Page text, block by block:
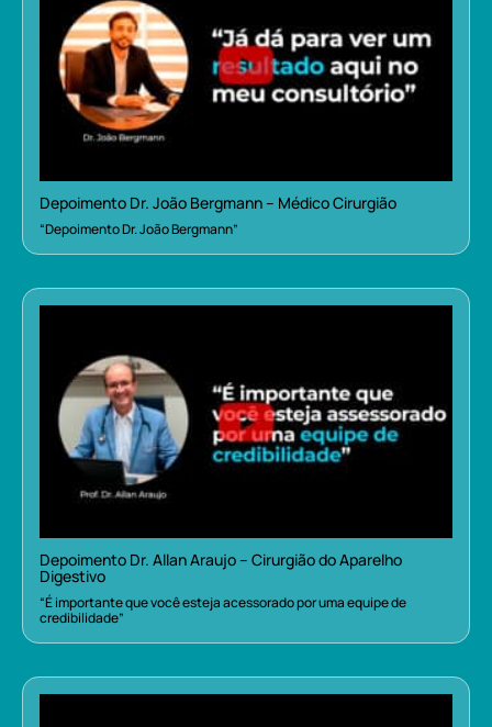
Depoimento Dr. João Bergmann – Médico Cirurgião
“Depoimento Dr. João Bergmann”
Depoimento Dr. Allan Araujo – Cirurgião do Aparelho
Digestivo
“É importante que você esteja acessorado por uma equipe de
credibilidade”